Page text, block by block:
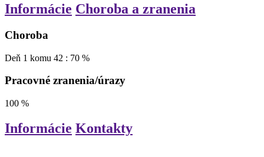
Informácie Choroba a zranenia
Choroba
Deň 1 komu 42 : 70 %
Pracovné zranenia/úrazy
100 %
Informácie Kontakty